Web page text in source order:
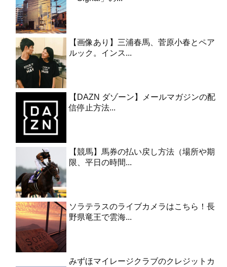
【画像あり】三浦春馬、菅原小春とペア
ルック。インス...
【DAZN ダゾーン】メールマガジンの配
信停止方法...
【競馬】馬券の払い戻し方法（場所や期
限、平日の時間...
ソラテラスのライブカメラはこちら！長
野県竜王で雲海...
みずほマイレージクラブのクレジットカ